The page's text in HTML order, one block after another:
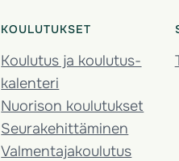
KOULUTUKSET
Koulutus ja koulutus­
kalenteri
Nuorison koulutukset
Seura­kehittäminen
Valmentaja­koulutus